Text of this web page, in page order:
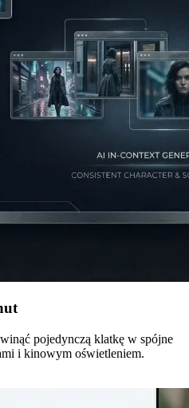
pojedynczą klatkę w spójne
i kinowym oświetleniem.